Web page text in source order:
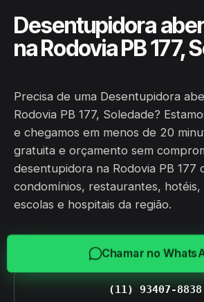
Desentupidora
na Rodovia PB 177,
Precisa de uma Desentupidora
Rodovia PB 177, Soledade?
e chegamos em menos de 20
gratuita e orçamento sem
desentupidora na Rodovia PB 177
condomínios, restaurantes, hotéis,
escolas e hospitais da região.
Chamar no
(11) 93407-8838